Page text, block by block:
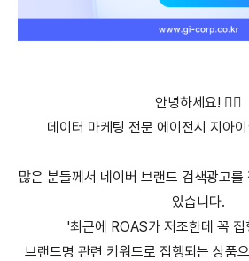
안녕하세요! 🙋‍♀️
데이터 마케팅 전문 에이전시 지아
많은 분들께서 네이버 브랜드 검색광고를
있습니다.
'최근에 ROAS가 저조한데 꼭 집
브랜드명 관련 키워드로 집행되는 상품